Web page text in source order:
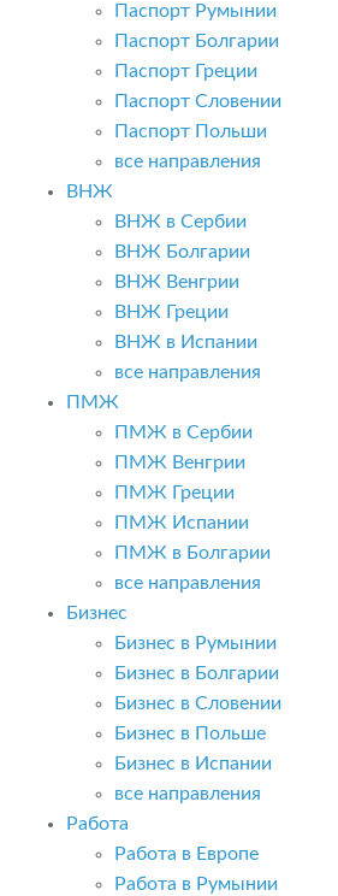
Паспорт Румынии
Паспорт Болгарии
Паспорт Греции
Паспорт Словении
Паспорт Польши
все направления
ВНЖ
ВНЖ в Сербии
ВНЖ Болгарии
ВНЖ Венгрии
ВНЖ Греции
ВНЖ в Испании
все направления
ПМЖ
ПМЖ в Сербии
ПМЖ Венгрии
ПМЖ Греции
ПМЖ Испании
ПМЖ в Болгарии
все направления
Бизнес
Бизнес в Румынии
Бизнес в Болгарии
Бизнес в Словении
Бизнес в Польше
Бизнес в Испании
все направления
Работа
Работа в Европе
Работа в Румынии